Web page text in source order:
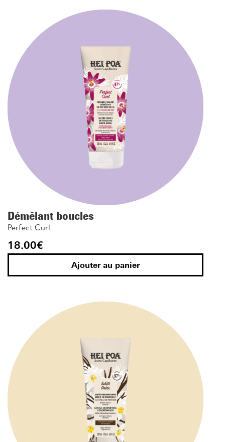
Démêlant boucles
Perfect Curl
18.00€
Ajouter au panier